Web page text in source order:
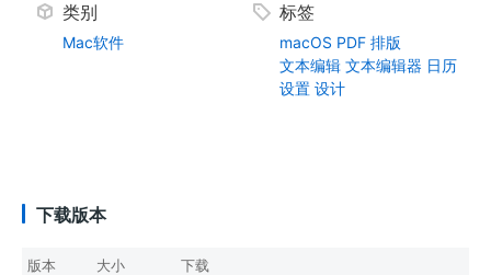
类别
Mac软件
标签
macOS PDF 排版
文本编辑 文本编辑器 日历
设置 设计
下载版本
版本 大小 下载